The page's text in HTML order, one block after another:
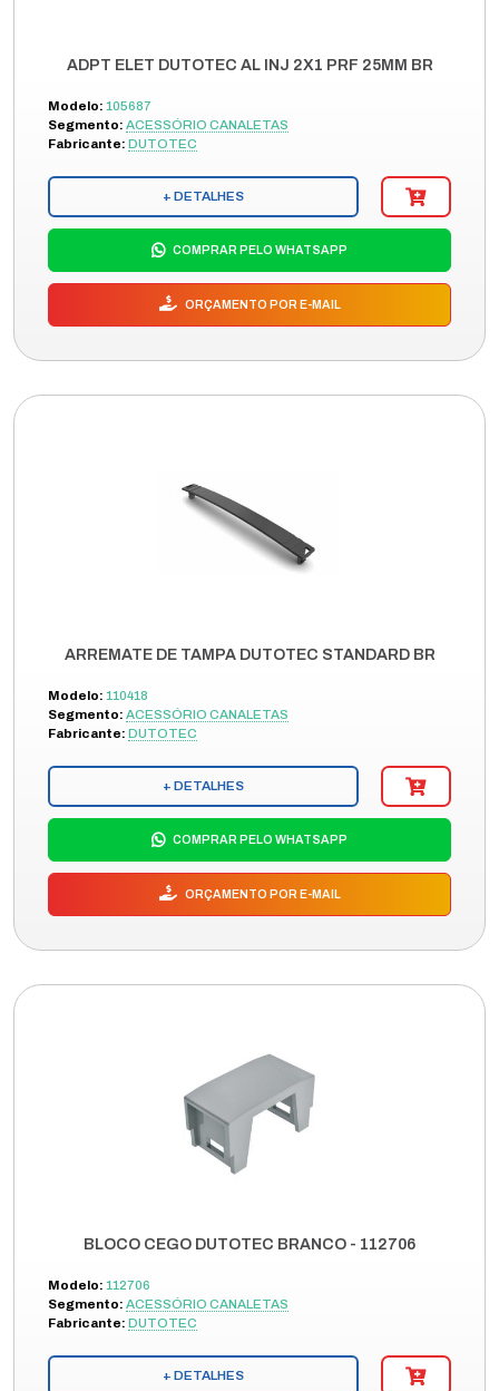
ADPT ELET DUTOTEC AL INJ 2X1 PRF 25MM BR
Modelo: 105687
Segmento: ACESSÓRIO CANALETAS
Fabricante: DUTOTEC
+ DETALHES
COMPRAR PELO WHATSAPP
ORÇAMENTO POR E-MAIL
ARREMATE DE TAMPA DUTOTEC STANDARD BR
Modelo: 110418
Segmento: ACESSÓRIO CANALETAS
Fabricante: DUTOTEC
+ DETALHES
COMPRAR PELO WHATSAPP
ORÇAMENTO POR E-MAIL
BLOCO CEGO DUTOTEC BRANCO - 112706
Modelo: 112706
Segmento: ACESSÓRIO CANALETAS
Fabricante: DUTOTEC
+ DETALHES